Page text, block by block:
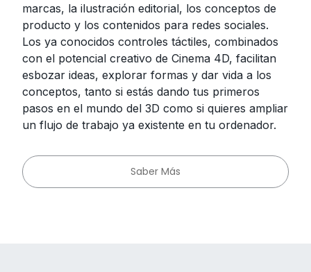
marcas, la ilustración editorial, los conceptos de
producto y los contenidos para redes sociales.
Los ya conocidos controles táctiles, combinados
con el potencial creativo de Cinema 4D, facilitan
esbozar ideas, explorar formas y dar vida a los
conceptos, tanto si estás dando tus primeros
pasos en el mundo del 3D como si quieres ampliar
un flujo de trabajo ya existente en tu ordenador.
Saber Más